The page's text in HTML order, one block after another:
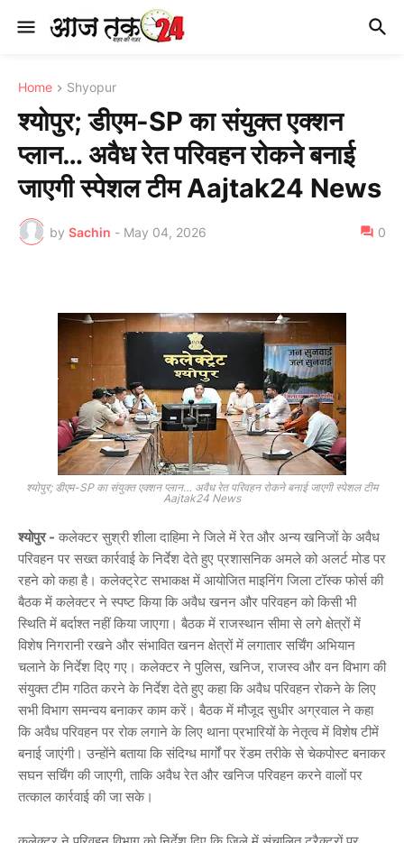
Home Shyopur
श्योपुर; डीएम-SP का संयुक्त एक्शन
प्लान… अवैध रेत परिवहन रोकने बनाई
जाएगी स्पेशल टीम Aajtak24 News
by Sachin - May 04, 2026 0
श्योपुर; डीएम-SP का संयुक्त एक्शन प्लान… अवैध रेत परिवहन रोकने बनाई जाएगी स्पेशल टीम
Aajtak24 News
श्योपुर - कलेक्टर सुश्री शीला दाहिमाने जिले में रेत और अन्य खनिजों के अवैध
परिवहन पर सख्त कार्रवाई के निर्देश देते हुए प्रशासनिक अमले को अलर्ट मोड पर
रहने को कहा है। कलेक्ट्रेट सभाकक्ष में आयोजित माइनिंग जिला टॉस्क फोर्स की
बैठक में कलेक्टर ने स्पष्ट किया कि अवैध खनन और परिवहन को किसी भी
स्थिति में बर्दाश्त नहीं किया जाएगा। बैठक में राजस्थान सीमा से लगे क्षेत्रों में
विशेष निगरानी रखने और संभावित खनन क्षेत्रों में लगातार सर्चिंग अभियान
चलाने के निर्देश दिए गए। कलेक्टर ने पुलिस, खनिज, राजस्व और वन विभाग की
संयुक्त टीम गठित करने के निर्देश देते हुए कहा कि अवैध परिवहन रोकने के लिए
सभी विभाग समन्वय बनाकर काम करें। बैठक में मौजूद सुधीर अग्रवाल ने कहा
कि अवैध परिवहन पर रोक लगाने के लिए थाना प्रभारियों के नेतृत्व में विशेष टीमें
बनाई जाएंगी। उन्होंने बताया कि संदिग्ध मार्गों पर रेंडम तरीके से चेकपोस्ट बनाकर
सघन सर्चिंग की जाएगी, ताकि अवैध रेत और खनिज परिवहन करने वालों पर
तत्काल कार्रवाई की जा सके।